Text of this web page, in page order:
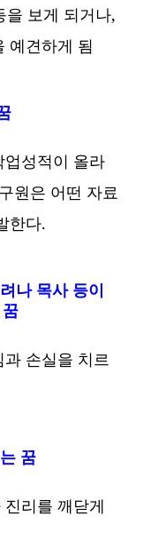
을 보게 되거나,
예견하게 됨
성적이 올라
원은 어떤 자료
한다.
나 목사 등이
손실을 치르
꿈
리를 깨닫게